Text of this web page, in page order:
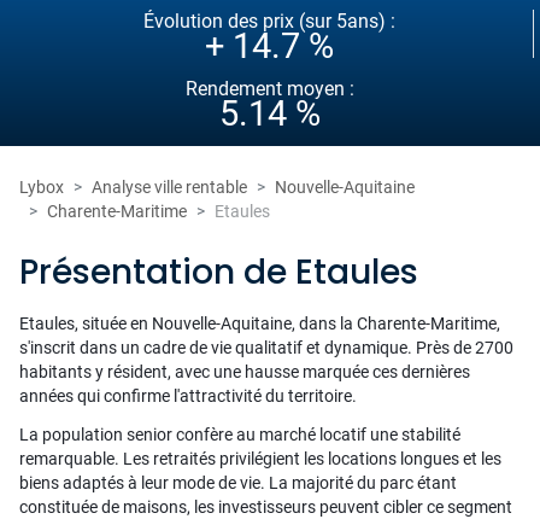
Évolution des prix (sur 5ans) :
+ 14.7 %
Rendement moyen :
5.14 %
Lybox Analyse ville rentable
Nouvelle-Aquitaine
Charente-Maritime
Etaules
Présentation de Etaules
Etaules, située en Nouvelle-Aquitaine, dans la Charente-Maritime,
s'inscrit dans un cadre de vie qualitatif et dynamique. Près de 2700
habitants y résident, avec une hausse marquée ces dernières
années qui confirme l'attractivité du territoire.
La population senior confère au marché locatif une stabilité
remarquable. Les retraités privilégient les locations longues et les
biens adaptés à leur mode de vie. La majorité du parc étant
constituée de maisons, les investisseurs peuvent cibler ce segment